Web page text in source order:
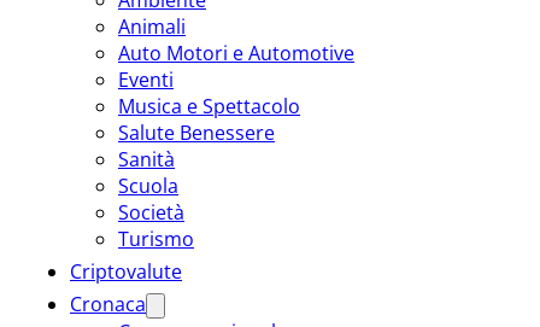
Animali
Auto Motori e Automotive
Eventi
Musica e Spettacolo
Salute Benessere
Sanità
Scuola
Società
Turismo
Criptovalute
Cronaca